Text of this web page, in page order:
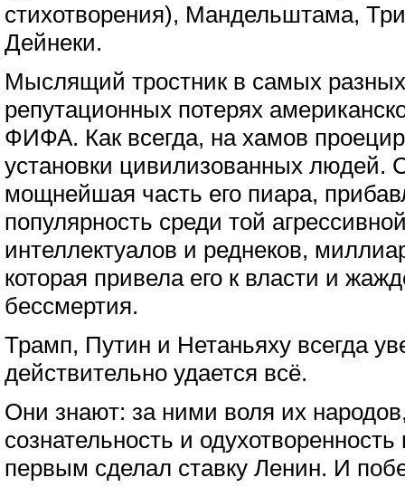
стихотворения), Мандельштама,
Дейнеки.
Мыслящий тростник в самых разных
репутационных потерях
ФИФА. Как всегда, на хамов
установки цивилизованных людей.
мощнейшая часть его пиара,
популярность среди той
интеллектуалов и реднеков,
которая привела его к власти и
бессмертия.
Трамп, Путин и Нетаньяху всегда
действительно удается всё.
Они знают: за ними воля их
сознательность и
первым сделал ставку Ленин. И